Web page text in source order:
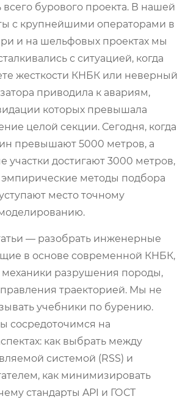
бурового проекта. В нашей
с крупнейшими операторами в
и на шельфовых проектах мы
с ситуацией, когда
жесткости КНБК или неверный
приводила к авариям,
которых превышала
целой секции. Сегодня, когда
превышают 5000 метров, а
участки достигают 3000 метров,
методы подбора
место точному
— разобрать инженерные
в основе современной КНБК,
механики разрушения породы,
траекторией. Мы не
учебники по бурению.
сосредоточимся на
как выбрать между
системой (RSS) и
как минимизировать
стандарты API и ГОСТ